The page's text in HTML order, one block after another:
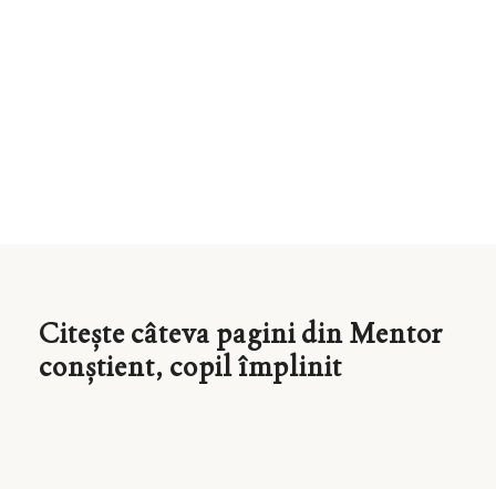
Citește câteva pagini din Mentor
conștient, copil împlinit